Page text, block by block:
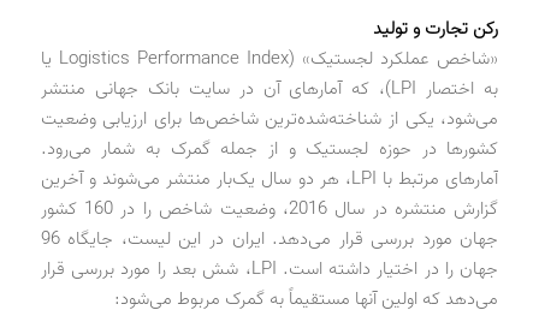
رکن تجارت و تولید
«شاخص عملکرد لجستیک» (Logistics Performance Index یا
به اختصار LPI)، که آمارهای آن در سایت بانک جهانی منتشر
می‌شود، یکی از شناخته‌شده‌ترین شاخص‌ها برای ارزیابی وضعیت
کشورها در حوزه لجستیک و از جمله گمرک به شمار می‌رود.
آمارهای مرتبط با LPI، هر دو سال یک‌بار منتشر می‌شوند و آخرین
گزارش منتشره در سال 2016، وضعیت شاخص را در 160 کشور
جهان مورد بررسی قرار می‌دهد. ایران در این لیست، جایگاه 96
جهان را در اختیار داشته است. LPI، شش بعد را مورد بررسی قرار
می‌دهد که اولین آنها مستقیماً به گمرک مربوط می‌شود: